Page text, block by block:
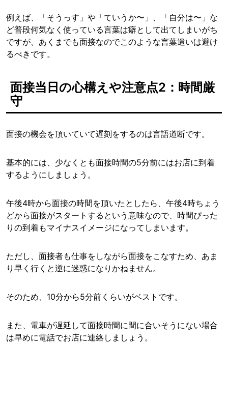
例えば、「そうっす」や「ていうか〜」、「自分は〜」な
ど普段何気なく使っている言葉は癖として出てしまいがち
ですが、あくまでも面接なのでこのような言葉遣いは避け
るべきです。
面接当日の心構えや注意点2：時間厳
守
面接の機会を頂いていて遅刻をするのは言語道断です。
基本的には、少なくとも面接時間の5分前にはお店に到着
するようにしましょう。
午後4時から面接の時間を頂いたとしたら、午後4時ちょう
どから面接がスタートするという意味なので、時間ぴった
りの到着もマイナスイメージになってしまいます。
ただし、面接者も仕事をしながら面接をこなすため、あま
り早く行くと逆に迷惑になりかねません。
そのため、10分から5分前くらいがベストです。
また、電車が遅延して面接時間に間に合いそうにない場合
は早めに電話でお店に連絡しましょう。